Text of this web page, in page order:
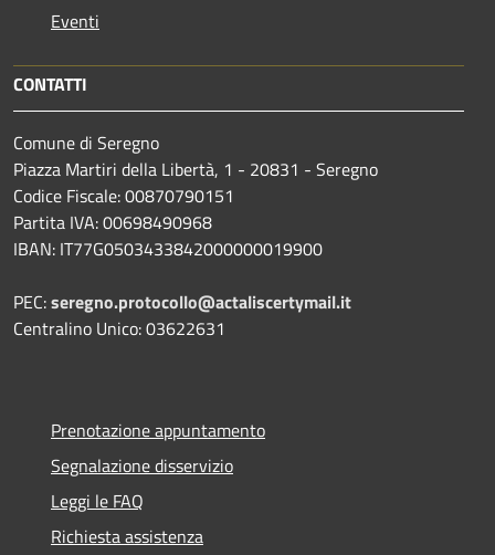
Eventi
CONTATTI
Comune di Seregno
Piazza Martiri della Libertà, 1 - 20831 - Seregno
Codice Fiscale: 00870790151
Partita IVA: 00698490968
IBAN: IT77G0503433842000000019900
PEC:seregno.protocollo@actaliscertymail.it
Centralino Unico: 03622631
Prenotazione appuntamento
Segnalazione disservizio
Leggi le FAQ
Richiesta assistenza